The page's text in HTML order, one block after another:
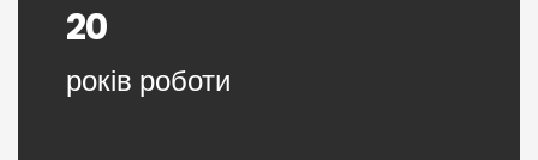
20
років роботи